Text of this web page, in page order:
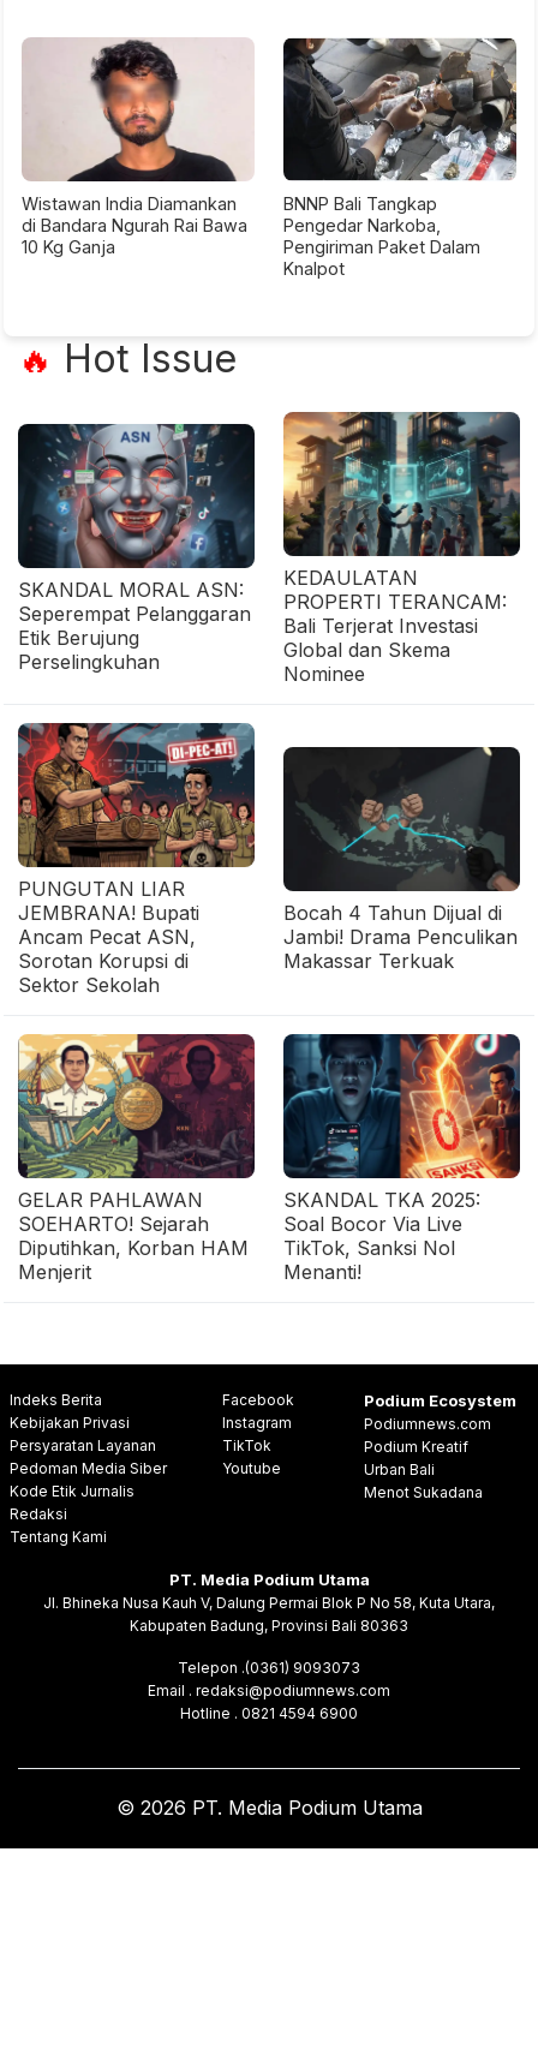
Wistawan India Diamankan
di Bandara Ngurah Rai Bawa
10 Kg Ganja
BNNP Bali Tangkap
Pengedar Narkoba,
Pengiriman Paket Dalam
Knalpot
🔥 Hot Issue
SKANDAL MORAL ASN:
Seperempat Pelanggaran
Etik Berujung
Perselingkuhan
KEDAULATAN
PROPERTI TERANCAM:
Bali Terjerat Investasi
Global dan Skema
Nominee
PUNGUTAN LIAR
JEMBRANA! Bupati
Ancam Pecat ASN,
Sorotan Korupsi di
Sektor Sekolah
Bocah 4 Tahun Dijual di
Jambi! Drama Penculikan
Makassar Terkuak
GELAR PAHLAWAN
SOEHARTO! Sejarah
Diputihkan, Korban HAM
Menjerit
SKANDAL TKA 2025:
Soal Bocor Via Live
TikTok, Sanksi Nol
Menanti!
Indeks Berita
Kebijakan Privasi
Persyaratan Layanan
Pedoman Media Siber
Kode Etik Jurnalis
Redaksi
Tentang Kami
Facebook
Instagram
TikTok
Youtube
Podium Ecosystem
Podiumnews.com
Podium Kreatif
Urban Bali
Menot Sukadana
PT. Media Podium Utama
Jl. Bhineka Nusa Kauh V, Dalung Permai Blok P No 58, Kuta Utara,
Kabupaten Badung, Provinsi Bali 80363
Telepon .(0361) 9093073
Email . redaksi@podiumnews.com
Hotline . 0821 4594 6900
© 2026 PT. Media Podium Utama